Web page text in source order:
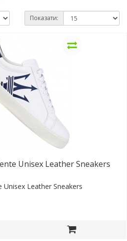
Показати:
Unisex Leather Sneakers
Leather Sneakers